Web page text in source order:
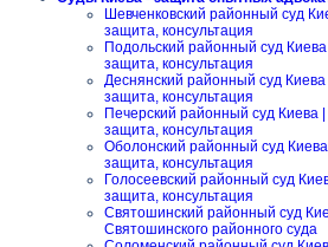
Шевченковский районный суд
защита, консультация
Подольский районный суд
защита, консультация
Деснянский районный суд
защита, консультация
Печерский районный суд Киева
защита, консультация
Оболонский районный суд
защита, консультация
Голосеевский районный суд
защита, консультация
Святошинский районный суд
Святошинского районного суда